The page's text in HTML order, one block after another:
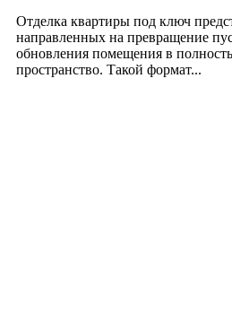
Отделка квартиры под ключ
направленных на превращение
обновления помещения в
пространство. Такой формат...
Производство
Девушка в бокале: